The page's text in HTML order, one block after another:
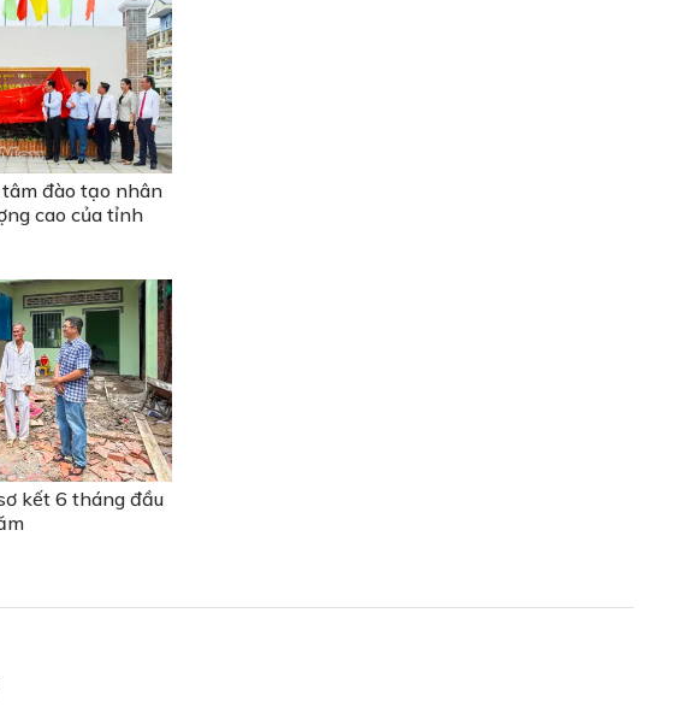
đào tạo nhân
cao của tỉnh
kết 6 tháng đầu